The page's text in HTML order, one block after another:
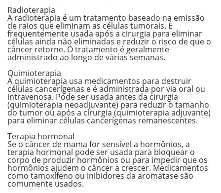
Radioterapia
A radioterapia é um tratamento baseado na emissão
de raios que eliminam as células tumorais. É
frequentemente usada após a cirurgia para eliminar
células ainda não eliminadas e reduzir o risco de que o
câncer retorne. O tratamento é geralmente
administrado ao longo de várias semanas.
Quimioterapia
A quimioterapia usa medicamentos para destruir
células cancerígenas e é administrada porvia oral ou
intravenosa. Pode ser usada antes da cirurgia
(quimioterapia neoadjuvante) para reduzir o tamanho
do tumor ou após a cirurgia (quimioterapia adjuvante)
para eliminar células cancerígenas remanescentes.
.
Terapia hormonal
Se o câncer de mama for sensível a hormônios, a
terapia hormonal pode ser usada para bloquear o
corpo de produzir hormônios ou para impedir que os
hormônios ajudem o câncera crescer. Medicamentos
como tamoxifeno ou inibidores da aromatase são
comumente usados.